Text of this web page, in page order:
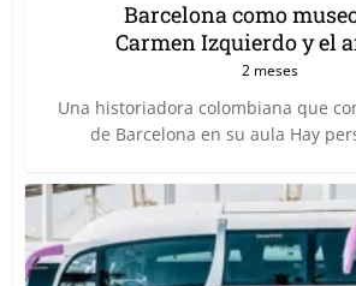
Barcelona como
Carmen Izquierdo y el
2 meses
Una historiadora colombiana que
de Barcelona en su aula Hay